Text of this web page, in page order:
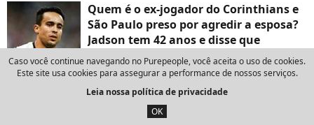
Quem é o ex-jogador do Corinthians e
São Paulo preso por agredir a esposa?
Jadson tem 42 anos e disse que
ocorrido 'foi uma briga de marido e
mulher'
8 de agosto de 2026
Vestido estilo camisola, transparência
Caso você continue navegando no Purepeople, você aceita o uso de cookies.
Este site usa cookies para assegurar a performance de nossos serviços.
Leia nossa política de privacidade
OK